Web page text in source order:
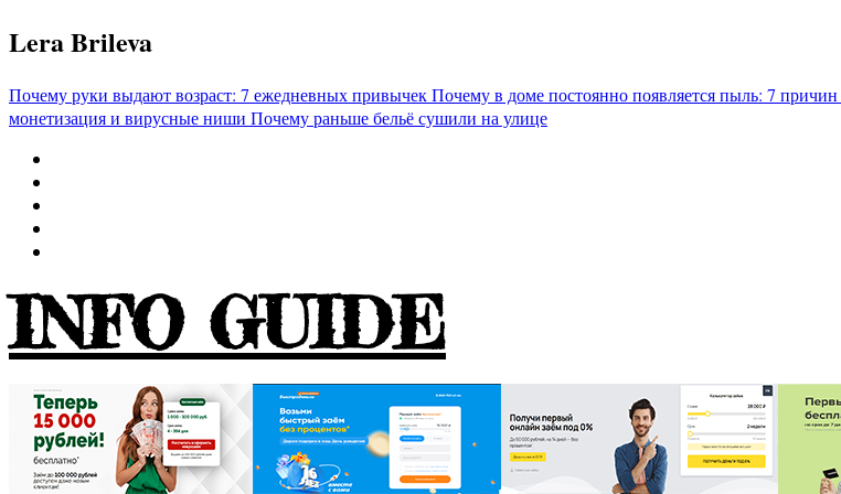
Перейти
к
Lera Brileva
Почему руки выдают возраст: 7 ежедневных привычекПочему в доме постоянно появляется пыль: 7 причин
монетизация и вирусные ниши Почему раньше бельё сушили на улице
INFO GUIDE